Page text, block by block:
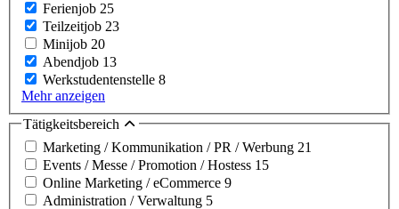
Ferienjob 25
Teilzeitjob 23
Minijob 20
Abendjob 13
Werkstudentenstelle 8
Mehr anzeigen
Tätigkeitsbereich
Marketing / Kommunikation / PR / Werbung 21
Events / Messe / Promotion / Hostess 15
Online Marketing / eCommerce 9
Administration / Verwaltung 5